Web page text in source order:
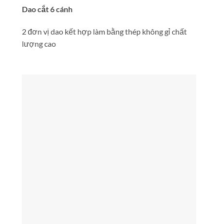
Dao cắt 6 cánh
2 đơn vị dao kết hợp làm bằng thép không gỉ chất
lượng cao